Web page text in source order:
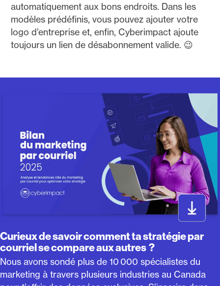
automatiquement aux bons endroits. Dans les
modèles prédéfinis, vous pouvez ajouter votre
logo d’entreprise et, enfin, Cyberimpact ajoute
toujours un lien de désabonnement valide. 😉
Curieux de savoir comment ta stratégie par
courriel se compare aux autres ?
Nous avons sondé plus de 10 000 spécialistes du
marketing à travers plusieurs industries au Canada